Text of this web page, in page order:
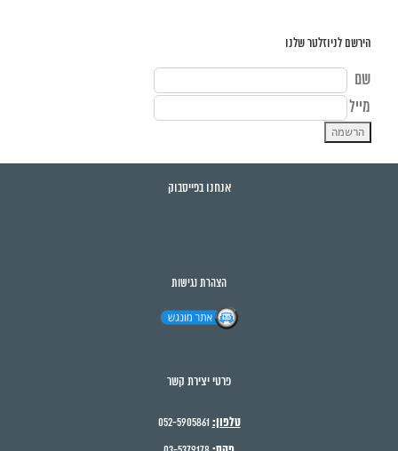
הירשם לניוזלטר שלנו
שם
מייל
אנחנו בפייסבוק
הצהרת נגישות
פרטי יצירת קשר
טלפון: